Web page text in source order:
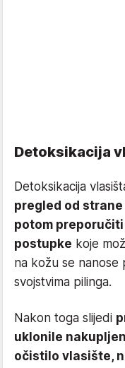
Detoksikacija
Detoksikacija
pregled od
potom
postupke koje
na kožu se nanose
svojstvima pilinga.
Nakon toga slijedi
uklonile
očistilo vlasište,